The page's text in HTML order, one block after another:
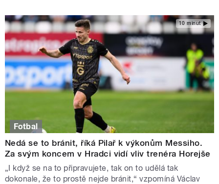
10 minut
Fotbal
Nedá se to bránit, říká Pilař k výkonům Messiho.
Za svým koncem v Hradci vidí vliv trenéra Horejše
„I když se na to připravujete, tak on to udělá tak
dokonale, že to prostě nejde bránit,“ vzpomíná Václav